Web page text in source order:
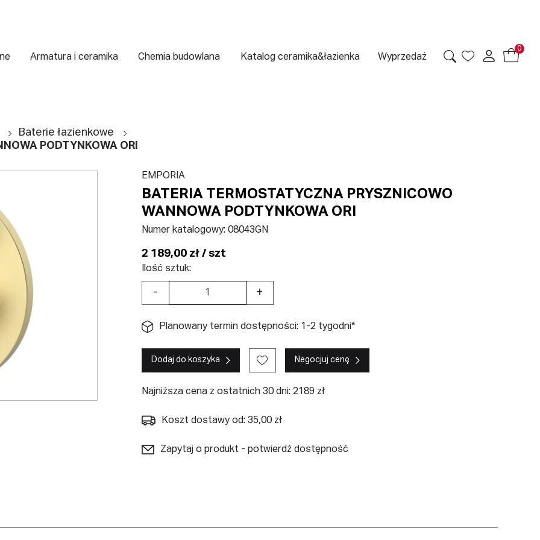
Armatura i ceramika Chemia budowlana Katalog ceramika&łazienka Wyprzedaż
0
Baterie łazienkowe
PODTYNKOWA ORI
EMPORIA
BATERIA TERMOSTATYCZNA PRYSZNICOWO
WANNOWA PODTYNKOWA ORI
Numer katalogowy:08043GN
2 189,00 zł / szt
Ilość sztuk:
- +
Planowany termin dostępności: 1-2 tygodni*
Dodaj do koszyka Negocjuj cenę
Najniższa cena z ostatnich 30 dni: 2189 zł
Koszt dostawy od: 35,00 zł
Zapytaj o produkt - potwierdź dostępność